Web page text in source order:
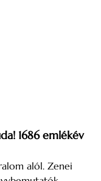
1686 emlékév
alól. Zenei